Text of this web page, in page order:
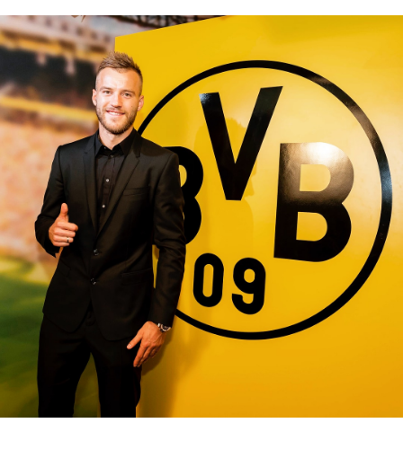
БУКМЕКЕРИ